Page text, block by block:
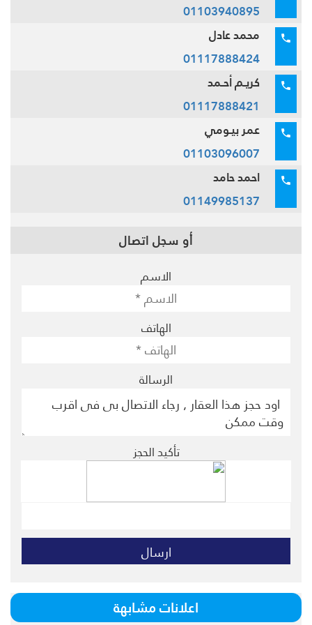
01103940895
محمد عادل
01117888424
كريـم أحـمد
01117888421
عمر بيـومي
01103096007
احمد حامد
01149985137
أو سجل اتصال
الاسم
الهاتف
الرسالة
تأكيد الحجز
اعلانات مشابهة